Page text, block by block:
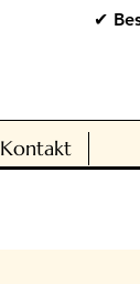
✔
Kontakt